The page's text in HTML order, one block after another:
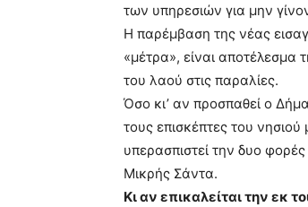
των υπηρεσιών για μην
Η παρέμβαση της νέας
«μέτρα», είναι αποτέλεσμα
του λαού στις παραλίες.
Όσο κι’ αν προσπαθεί ο
τους επισκέπτες του
υπερασπιστεί την δυο
Μικρής Σάντα.
Κι αν επικαλείται την εκ